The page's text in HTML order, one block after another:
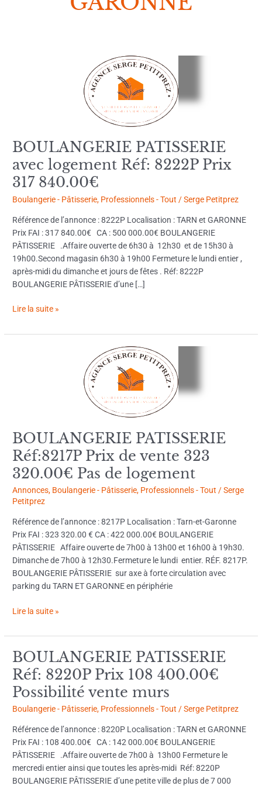
BOULANGERIE PATISSERIE
avec logement Réf: 8222P Prix
317 840.00€
Boulangerie - Pâtisserie, Professionnels - Tout /Serge Petitprez
Référence de l’annonce : 8222P Localisation : TARN et GARONNE
Prix FAI : 317 840.00€ CA : 500 000.00€ BOULANGERIE
PÂTISSERIE .Affaire ouverte de 6h30 à 12h30 et de 15h30 à
19h00.Second magasin 6h30 à 19h00 Fermeture le lundi entier ,
après-midi du dimanche et jours de fêtes . Réf: 8222P
BOULANGERIE PÂTISSERIE d’une […]
Prix
317
840.00€
Lire la suite »
BOULANGERIE PATISSERIE
Réf:8217P Prix de vente 323
320.00€ Pas de logement
Annonces, Boulangerie - Pâtisserie, Professionnels - Tout /Serge
Petitprez
Référence de l’annonce : 8217P Localisation : Tarn-et-Garonne
Prix FAI : 323 320.00 € CA : 422 000.00€ BOULANGERIE
PÂTISSERIE Affaire ouverte de 7h00 à 13h00 et 16h00 à 19h30.
Dimanche de 7h00 à 12h30.Fermeture le lundi entier. RÉF. 8217P.
BOULANGERIE PÂTISSERIE sur axe à forte circulation avec
parking du TARN ET GARONNE en périphérie
320.00€
Pas
de
logement
Lire la suite »
BOULANGERIE PATISSERIE
Réf: 8220P Prix 108 400.00€
Possibilité vente murs
Boulangerie - Pâtisserie, Professionnels - Tout /Serge Petitprez
Référence de l’annonce : 8220P Localisation : TARN et GARONNE
Prix FAI : 108 400.00€ CA : 142 000.00€ BOULANGERIE
PÂTISSERIE .Affaire ouverte de 7h00 à 13h00 Fermeture le
mercredi entier ainsi que toutes les après-midi Réf: 8220P
BOULANGERIE PÂTISSERIE d’une petite ville de plus de 7 000
BOULANGERIE
PATISSERIE
Réf:
8220P
Prix
400.00€
Possibilité
vente
murs